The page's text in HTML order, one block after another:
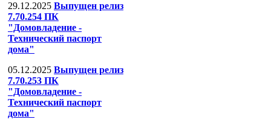
29.12.2025 Выпущен релиз
7.70.254 ПК
"Домовладение -
Технический паспорт
дома"
05.12.2025 Выпущен релиз
7.70.253 ПК
"Домовладение -
Технический паспорт
дома"